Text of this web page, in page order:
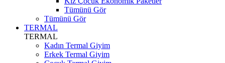
Tümünü Gör
Tümünü Gör
TERMAL
TERMAL
Kadın Termal Giyim
Erkek Termal Giyim